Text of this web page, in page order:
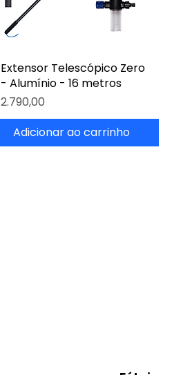
Telescópico Zero
- Alumínio - 16 metros
Adicionar ao carrinho